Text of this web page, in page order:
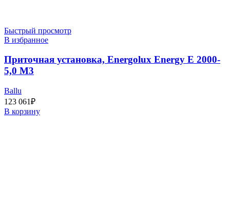
Быстрый просмотр
В избранное
Приточная установка, Energolux Energy E 2000-
5,0 M3
Ballu
123 061₽
В корзину